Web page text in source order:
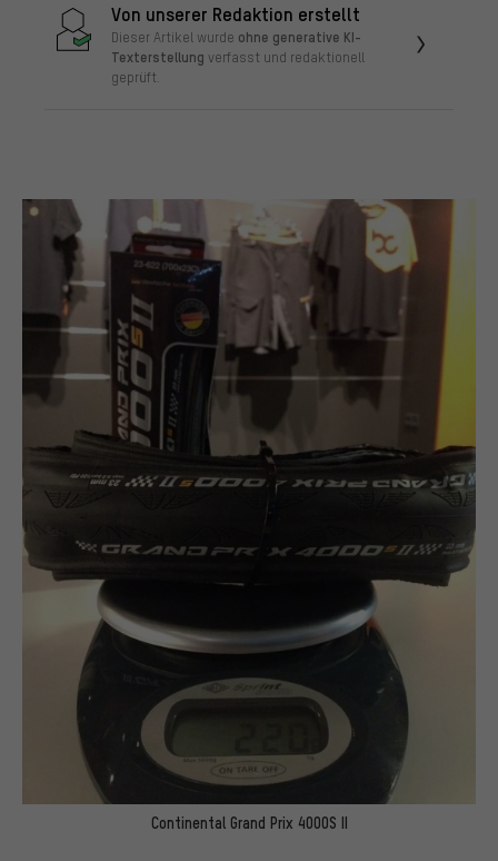
Von unserer Redaktion erstellt
Dieser Artikel wurde ohne generative KI-
Texterstellung verfasst und redaktionell
geprüft.
Continental Grand Prix 4000S II